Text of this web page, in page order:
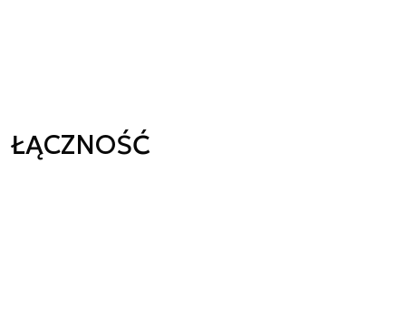
ŁĄCZNOŚĆ